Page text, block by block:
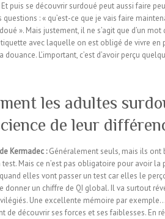
puis se découvrir surdoué peut aussi faire
: « qu’est-ce que je vais faire
». Mais justement, il ne s’agit que d’un
avec laquelle on est obligé de vivre en
douance. L’important, c’est d’avoir perçu
les adultes
de leur
Kermadec :Généralement seuls, mais ils ont
test. Mais ce n’est pas obligatoire pour avoir
elles vont passer un test car elles le
donner un chiffre de QI global. Il va surtout
Une excellente mémoire par
de découvrir ses forces et ses faiblesses. En